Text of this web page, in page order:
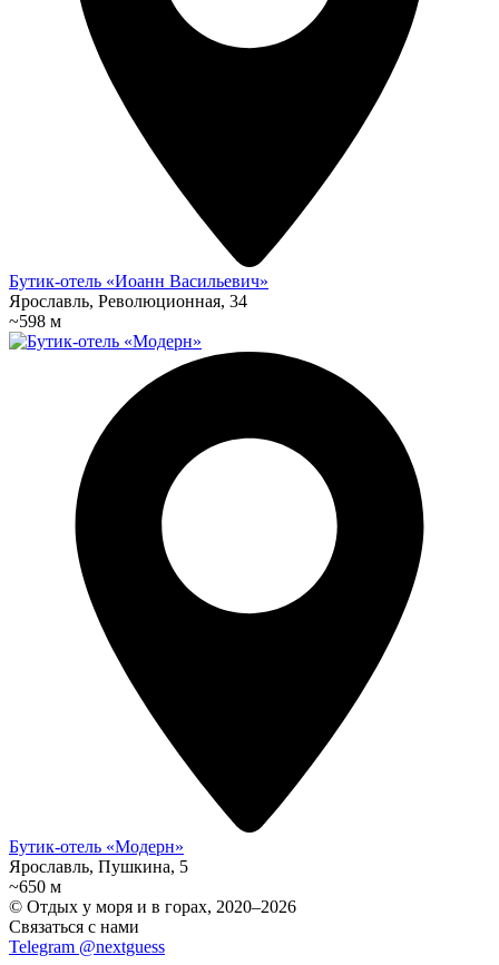
Бутик-отель «Иоанн Васильевич»
Ярославль, Революционная, 34
~598 м
Бутик-отель «Модерн»
Ярославль, Пушкина, 5
~650 м
© Отдых у моря и в горах, 2020–2026
Связаться с нами
Telegram @nextguess